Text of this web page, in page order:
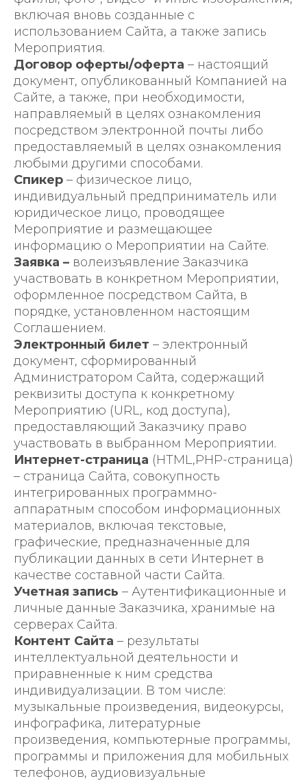
включая вновь созданные с
использованием Сайта, а также запись
Мероприятия.
Договор оферты/оферта – настоящий
документ, опубликованный Компанией на
Сайте, а также, при необходимости,
направляемый в целях ознакомления
посредством электронной почты либо
предоставляемый в целях ознакомления
любыми другими способами.
Спикер – физическое лицо,
индивидуальный предприниматель или
юридическое лицо, проводящее
Мероприятие и размещающее
информацию о Мероприятии на Сайте.
Заявка – волеизъявление Заказчика
участвовать в конкретном Мероприятии,
оформленное посредством Сайта, в
порядке, установленном настоящим
Соглашением.
Электронный билет – электронный
документ, сформированный
Администратором Сайта, содержащий
реквизиты доступа к конкретному
Мероприятию (URL, код доступа),
предоставляющий Заказчику право
участвовать в выбранном Мероприятии.
Интернет-страница (HTML,PHP-страница)
– страница Сайта, совокупность
интегрированных программно-
аппаратным способом информационных
материалов, включая текстовые,
графические, предназначенные для
публикации данных в сети Интернет в
качестве составной части Сайта.
Учетная запись – Аутентификационные и
личные данные Заказчика, хранимые на
серверах Сайта.
Контент Сайта – результаты
интеллектуальной деятельности и
приравненные к ним средства
индивидуализации. В том числе:
музыкальные произведения, видеокурсы,
инфографика, литературные
произведения, компьютерные программы,
программы и приложения для мобильных
телефонов, аудиовизуальные